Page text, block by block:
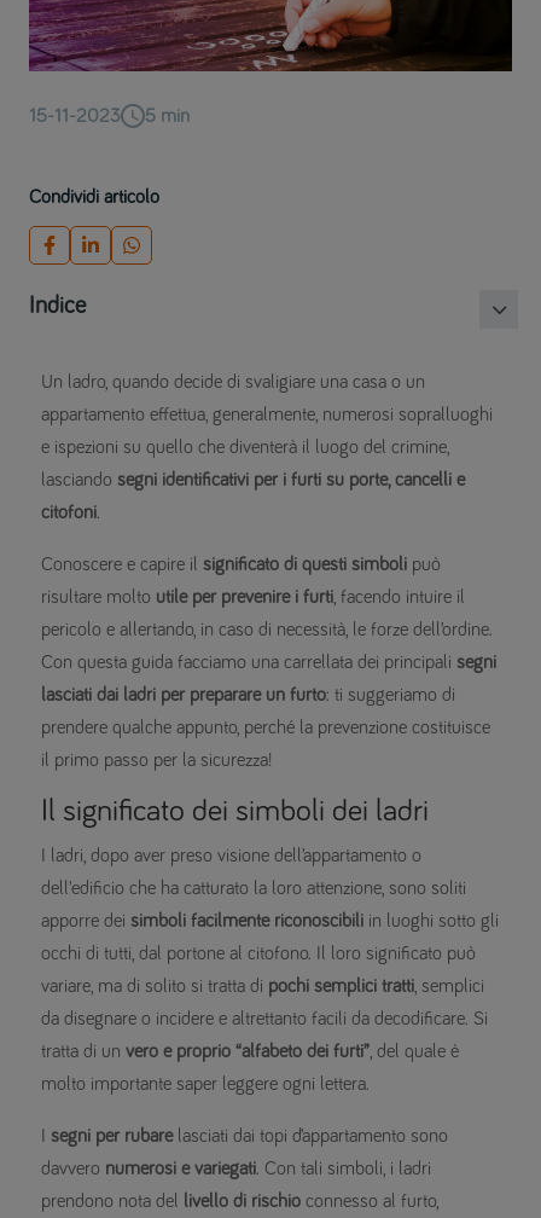
15-11-2023 5 min
Condividi articolo
Indice
Un ladro, quando decide di svaligiare una casa o un
appartamento effettua, generalmente, numerosi sopralluoghi
e ispezioni su quello che diventerà il luogo del crimine,
lasciando segni identificativi per i furti su porte, cancelli e
citofoni.
Conoscere e capire il significato di questi simboli può
risultare molto utile per prevenire i furti , facendo intuire il
pericolo e allertando, in caso di necessità, le forze dell’ordine.
Con questa guida facciamo una carrellata dei principali segni
lasciati dai ladri per preparare un furto: ti suggeriamo di
prendere qualche appunto, perché la prevenzione costituisce
il primo passo per la sicurezza!
Il significato dei simboli dei ladri
I ladri, dopo aver preso visione dell’appartamento o
dell’edificio che ha catturato la loro attenzione, sono soliti
apporre dei simboli facilmente riconoscibili in luoghi sotto gli
occhi di tutti, dal portone al citofono. Il loro significato può
variare, ma di solito si tratta di pochi semplici tratti , semplici
da disegnare o incidere e altrettanto facili da decodificare. Si
tratta di un vero e proprio “alfabeto dei furti” , del quale è
molto importante saper leggere ogni lettera.
segni per rubarelasciati dai topi d’appartamento sono
davvero numerosi e variegati. Con tali simboli, i ladri
prendono nota del
livello di rischio connesso al furto,